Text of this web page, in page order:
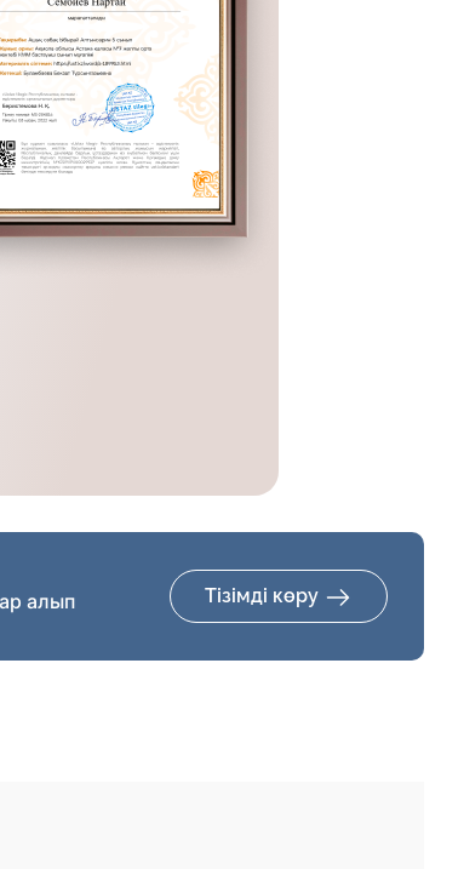
алып
Тізімді көру